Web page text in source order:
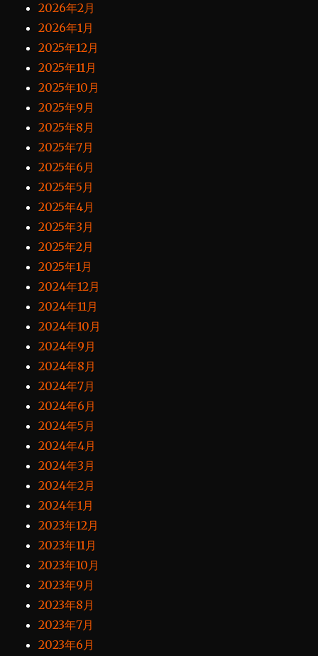
2026年2月
2026年1月
2025年12月
2025年11月
2025年10月
2025年9月
2025年8月
2025年7月
2025年6月
2025年5月
2025年4月
2025年3月
2025年2月
2025年1月
2024年12月
2024年11月
2024年10月
2024年9月
2024年8月
2024年7月
2024年6月
2024年5月
2024年4月
2024年3月
2024年2月
2024年1月
2023年12月
2023年11月
2023年10月
2023年9月
2023年8月
2023年7月
2023年6月